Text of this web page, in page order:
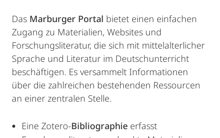
Das Marburger Portal bietet einen einfachen
Zugang zu Materialien, Websites und
Forschungsliteratur, die sich mit mittelalterlicher
Sprache und Literatur im Deutschunterricht
beschäftigen. Es versammelt Informationen
über die zahlreichen bestehenden Ressourcen
an einer zentralen Stelle.
Eine Zotero-Bibliographie erfasst